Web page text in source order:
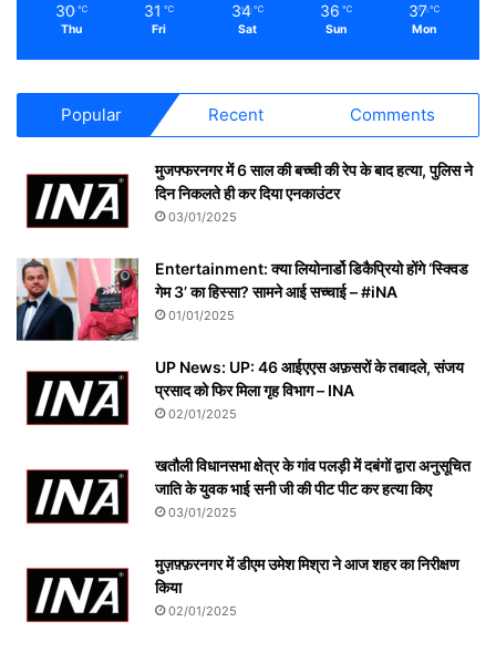
30 ℃
Thu
31 ℃
Fri
34 ℃
Sat
36 ℃
Sun
37 ℃
Mon
Popular Recent Comments
मुजफ्फरनगर में 6 साल की बच्ची की रेप के बाद हत्या, पुलिस ने
दिन निकलते ही कर दिया एनकाउंटर
03/01/2025
Entertainment: क्या लियोनार्डो डिकैप्रियो होंगे ‘स्क्विड
गेम 3’ का हिस्सा? सामने आई सच्चाई – #iNA
01/01/2025
UP News: UP: 46 आईएएस अफ़सरों के तबादले, संजय
प्रसाद को फिर मिला गृह विभाग – INA
02/01/2025
खतौली विधानसभा क्षेत्र के गांव पलड़ी में दबंगों द्वारा अनुसूचित
जाति के युवक भाई सनी जी की पीट पीट कर हत्या किए
03/01/2025
मुज़फ़्फ़रनगर में डीएम उमेश मिश्रा ने आज शहर का निरीक्षण
किया
02/01/2025